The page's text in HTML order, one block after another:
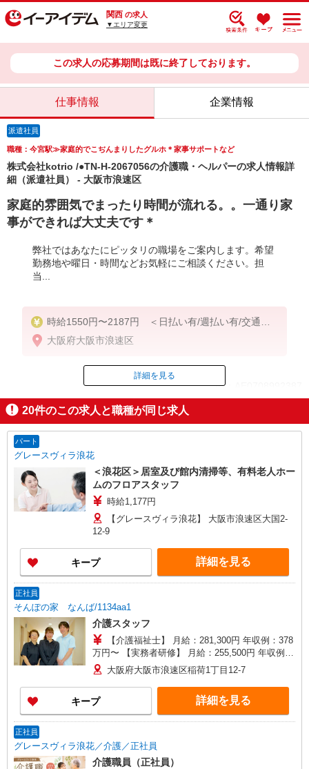
関西 の求人
▼エリア変更
この求人の応募期間は既に終了しております。
仕事情報 企業情報
派遣社員
職種：今宮駅≫家庭的でこぢんまりしたグルホ＊家事サポートなど
株式会社kotrio /●TN-H-2067056の介護職・ヘルパーの求人情報詳
細（派遣社員） - 大阪市浪速区
家庭的雰囲気でまったり時間が流れる。。一通り家
事ができれば大丈夫です＊
弊社ではあなたにピッタリの職場をご案内します。希望
勤務地や曜日・時間などお気軽にご相談ください。担
当...
時給1550円〜2187円 ＜日払い有/週払い有/交通費
全支給(ガソリン代含む)＞
大阪府大阪市浪速区
ID：AE0708992387
掲載期間終了
詳細を見る
20件のこの求人と職種が同じ求人
パート
グレースヴィラ浪花
＜浪花区＞居室及び館内清掃等、有料老人ホー
ムのフロアスタッフ
時給1,177円
【グレースヴィラ浪花】 大阪市浪速区大国2-
12-9
キープ 詳細を見る
正社員
そんぽの家 なんば/1134aa1
介護スタッフ
【介護福祉士】 月給：281,300円 年収例：378
万円〜 【実務者研修】 月給：255,500円 年収例：
345万円〜 【初任者研修・無資格】 月給：
249,700円 年収例：338万円〜 ※職務手当、働き
がい向上手当、日祝手当（月平均2回分）、夜勤手
当（月平均5回分）等、毎月平均的に支払われる手
当を含みます。 ※介護福祉士のみ、特別職務手当
分〜） ◎賞与 基本給2.08ヶ月分/年支給
大阪府大阪市浪速区稲荷1丁目12-7
キープ 詳細を見る
正社員
グレースヴィラ浪花／介護／正社員
介護職員（正社員）